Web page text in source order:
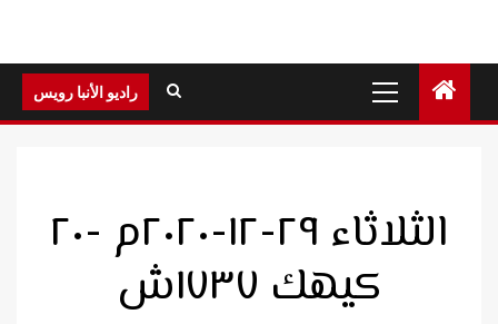
Menu
راديو الأنبا رويس
الثلاثاء ٢٩-١٢-٢٠٢٠م -٢٠
كيهك ١٧٣٧ش